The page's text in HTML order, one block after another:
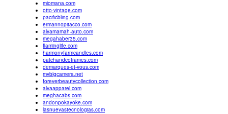
miomana.com
otto-vintage.com
pacificbling.com
ermannopitacco.com
alyamamah-auto.com
megahaber35.com
flaminglife.com
harmonyfarmcandles.com
patchandcoframes.com
demarques-et-vous.com
mybigcamera.net
foreverbeautycollection.com
alvaapparel.com
meghacabs.com
andonpokayoke.com
lasnuevastecnologias.com